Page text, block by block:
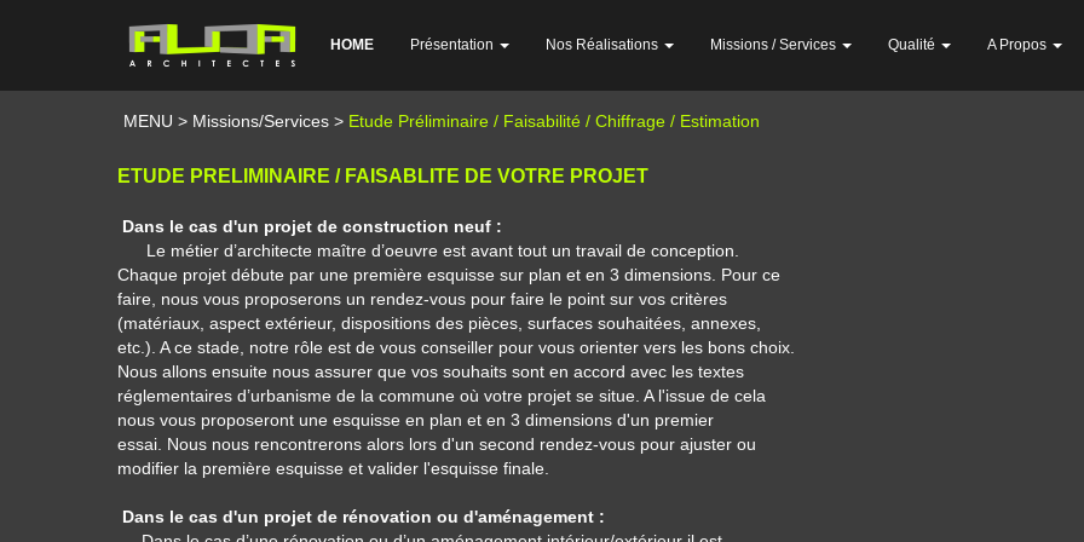
HOME Présentation Nos Réalisations Missions / Services Qualité A Propos
MENU > Missions/Services > Etude Préliminaire / Faisabilité / Chiffrage / Estimation
ETUDE PRELIMINAIRE / FAISABLITE DE VOTRE PROJET
Dans le cas d'un projet de construction neuf :
Le métier d’architecte maître d’oeuvre est avant tout un travail de conception.
Chaque projet débute par une première esquisse sur plan et en 3 dimensions. Pour ce
faire, nous vous proposerons un rendez-vous pour faire le point sur vos critères
(matériaux, aspect extérieur, dispositions des pièces, surfaces souhaitées, annexes,
etc.). A ce stade, notre rôle est de vous conseiller pour vous orienter vers les bons choix.
Nous allons ensuite nous assurer que vos souhaits sont en accord avec les textes
réglementaires d’urbanisme de la commune où votre projet se situe. A l'issue de cela
nous vous proposeront une esquisse en plan et en 3 dimensions d'un premier
essai. Nous nous rencontrerons alors lors d'un second rendez-vous pour ajuster ou
modifier la première esquisse et valider l'esquisse finale.
Dans le cas d'un projet de rénovation ou d'aménagement :